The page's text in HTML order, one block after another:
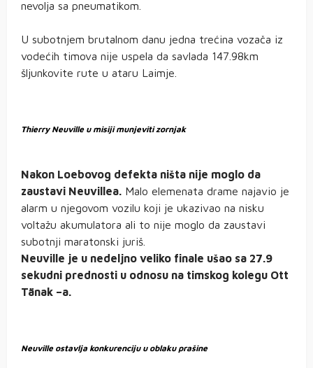
nevolja sa pneumatikom.
U subotnjem brutalnom danu jedna trećina vozača iz
vodećih timova nije uspela da savlada 147.98km
šljunkovite rute u ataru Laimje.
Thierry Neuville u misiji munjeviti zornjak
Nakon Loebovog defekta ništa nije moglo da
zaustavi Neuvillea. Malo elemenata drame najavio je
alarm u njegovom vozilu koji je ukazivao na nisku
voltažu akumulatora ali to nije moglo da zaustavi
subotnji maratonski juriš.
Neuville je u nedeljno veliko finale ušao sa 27.9
sekudni prednosti u odnosu na timskog kolegu Ott
Tänak –a.
Neuville ostavlja konkurenciju u oblaku prašine